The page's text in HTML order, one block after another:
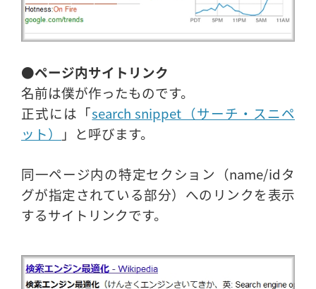
●ページ内サイトリンク
名前は僕が作ったものです。
正式には「search snippet（サーチ・スニペ
ット）
」と呼びます。
同一ページ内の特定セクション（name/idタ
グが指定されている部分）へのリンクを表示
するサイトリンクです。